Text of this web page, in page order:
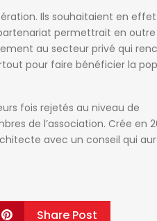
Ils souhaitaient en
permettrait en
au secteur privé qui
pour faire bénéficier la
fois rejetés au niveau de
de l’association. Crée en
avec un conseil qui
Share Post